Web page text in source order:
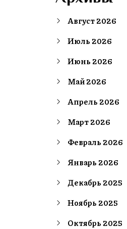
Август 2026
Июль 2026
Июнь 2026
Май 2026
Апрель 2026
Март 2026
Февраль 2026
Январь 2026
Декабрь 2025
Ноябрь 2025
Октябрь 2025